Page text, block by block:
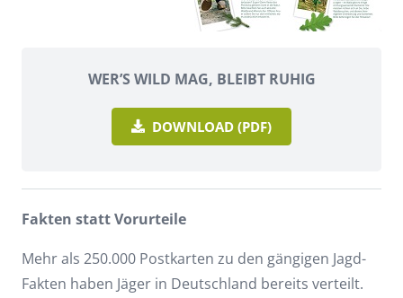
WER’S WILD MAG, BLEIBT RUHIG
DOWNLOAD (PDF)
Fakten statt Vorurteile
Mehr als 250.000 Postkarten zu den gängigen Jagd-
Fakten haben Jäger in Deutschland bereits verteilt.